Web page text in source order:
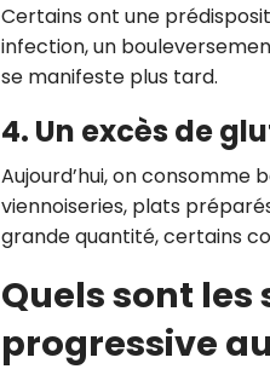
Certains ont une
infection, un
se manifeste plus tard.
4. Un excès de
Aujourd’hui, on consomme
viennoiseries, plats
grande quantité, certains
Quels sont
progressive